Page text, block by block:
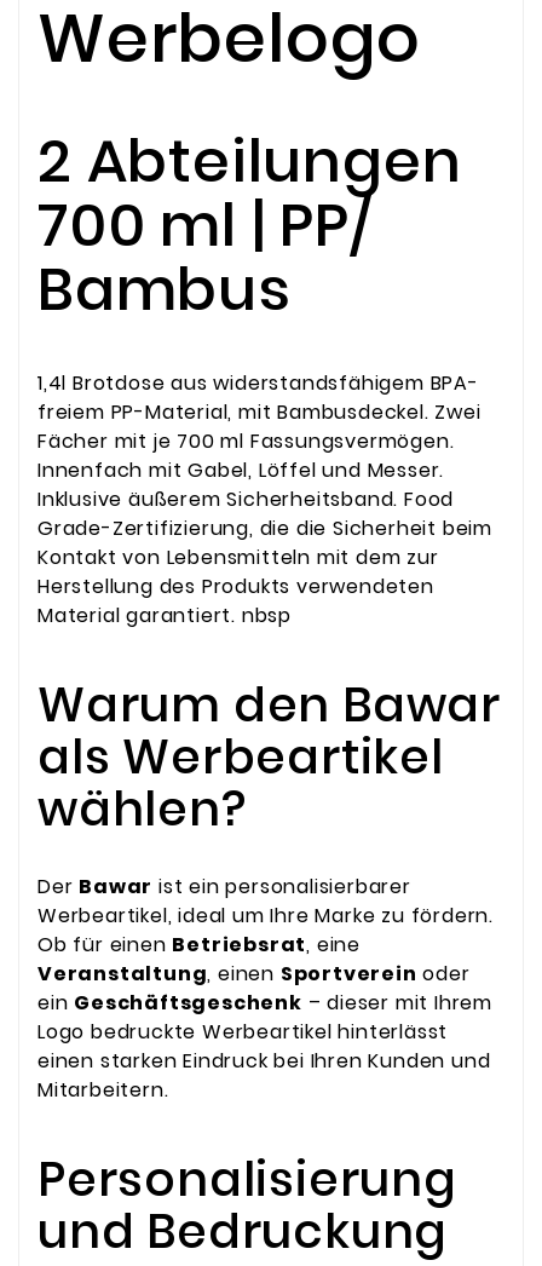
Werbelogo
2 Abteilungen
700 ml | PP/
Bambus
1,4l Brotdose aus widerstandsfähigem BPA-
freiem PP-Material, mit Bambusdeckel. Zwei
Fächer mit je 700 ml Fassungsvermögen.
Innenfach mit Gabel, Löffel und Messer.
Inklusive äußerem Sicherheitsband. Food
Grade-Zertifizierung, die die Sicherheit beim
Kontakt von Lebensmitteln mit dem zur
Herstellung des Produkts verwendeten
Material garantiert. nbsp
Warum den Bawar
als Werbeartikel
wählen?
Der Bawar ist ein personalisierbarer
Werbeartikel, ideal um Ihre Marke zu fördern.
Ob für einen Betriebsrat, eine
Veranstaltung, einen Sportverein oder
ein Geschäftsgeschenk – dieser mit Ihrem
Logo bedruckte Werbeartikel hinterlässt
einen starken Eindruck bei Ihren Kunden und
Mitarbeitern.
Personalisierung
und Bedruckung